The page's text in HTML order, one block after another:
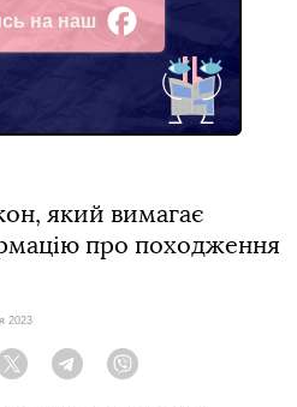
на наш
який вимагає
про походження
2023
Twitter TelegramViber